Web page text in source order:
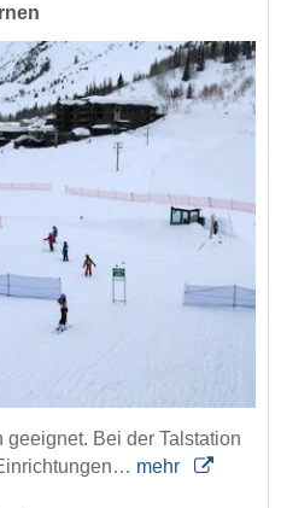
Bei der Talstation
mehr